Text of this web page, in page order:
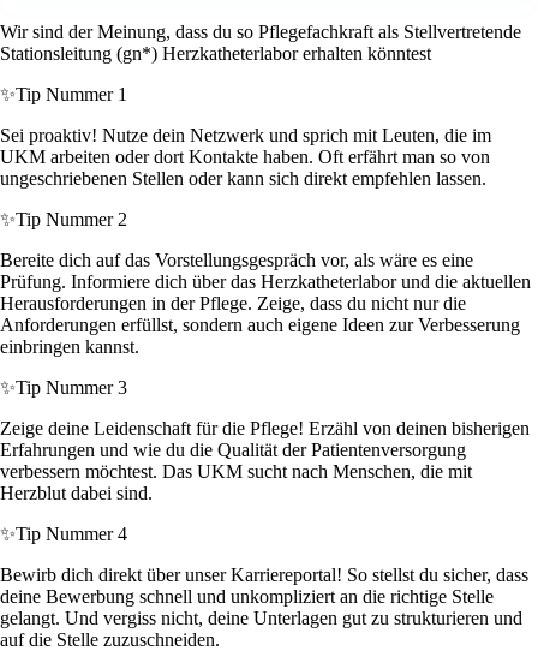
Wir sind der Meinung, dass du so Pflegefachkraft als Stellvertretende
Stationsleitung (gn*) Herzkatheterlabor erhalten könntest
✨Tip Nummer 1
Sei proaktiv! Nutze dein Netzwerk und sprich mit Leuten, die im
UKM arbeiten oder dort Kontakte haben. Oft erfährt man so von
ungeschriebenen Stellen oder kann sich direkt empfehlen lassen.
✨Tip Nummer 2
Bereite dich auf das Vorstellungsgespräch vor, als wäre es eine
Prüfung. Informiere dich über das Herzkatheterlabor und die aktuellen
Herausforderungen in der Pflege. Zeige, dass du nicht nur die
Anforderungen erfüllst, sondern auch eigene Ideen zur Verbesserung
einbringen kannst.
✨Tip Nummer 3
Zeige deine Leidenschaft für die Pflege! Erzähl von deinen bisherigen
Erfahrungen und wie du die Qualität der Patientenversorgung
verbessern möchtest. Das UKM sucht nach Menschen, die mit
Herzblut dabei sind.
✨Tip Nummer 4
Bewirb dich direkt über unser Karriereportal! So stellst du sicher, dass
deine Bewerbung schnell und unkompliziert an die richtige Stelle
gelangt. Und vergiss nicht, deine Unterlagen gut zu strukturieren und
auf die Stelle zuzuschneiden.